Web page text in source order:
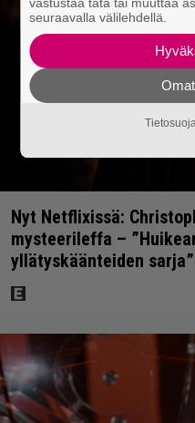
Nyt Netflixissä:
mysteerileffa –
yllätyskäänteiden sarja”
seuraavalla välilehdellä.